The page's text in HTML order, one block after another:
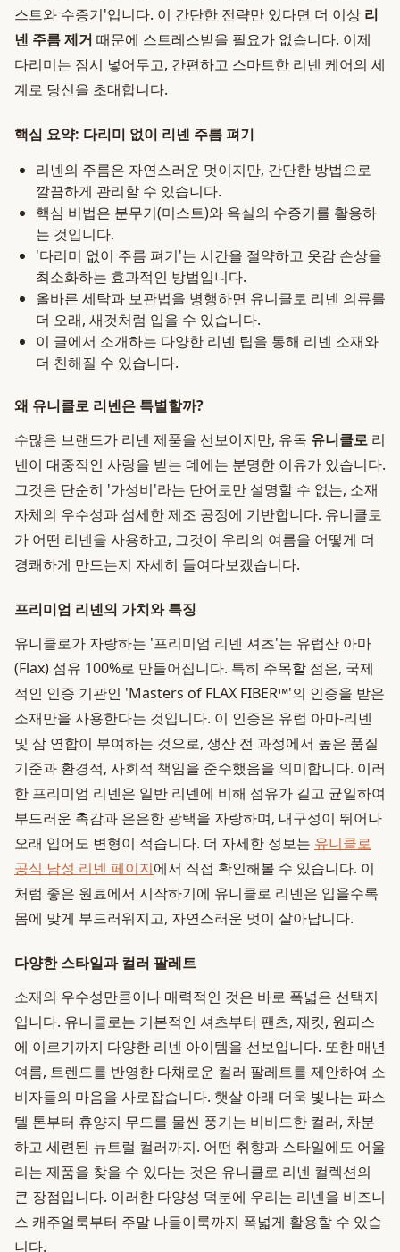
스트와 수증기'입니다. 이 간단한 전략만 있다면 더 이상 리
넨 주름 제거 때문에 스트레스받을 필요가 없습니다. 이제
다리미는 잠시 넣어두고, 간편하고 스마트한 리넨 케어의 세
계로 당신을 초대합니다.
핵심 요약: 다리미 없이 리넨 주름 펴기
리넨의 주름은 자연스러운 멋이지만, 간단한 방법으로
깔끔하게 관리할 수 있습니다.
핵심 비법은 분무기(미스트)와 욕실의 수증기를 활용하
는 것입니다.
'다리미 없이 주름 펴기'는 시간을 절약하고 옷감 손상을
최소화하는 효과적인 방법입니다.
올바른 세탁과 보관법을 병행하면 유니클로 리넨 의류를
더 오래, 새것처럼 입을 수 있습니다.
이 글에서 소개하는 다양한 리넨 팁을 통해 리넨 소재와
더 친해질 수 있습니다.
왜 유니클로 리넨은 특별할까?
수많은 브랜드가 리넨 제품을 선보이지만, 유독 유니클로 리
넨이 대중적인 사랑을 받는 데에는 분명한 이유가 있습니다.
그것은 단순히 '가성비'라는 단어로만 설명할 수 없는, 소재
자체의 우수성과 섬세한 제조 공정에 기반합니다. 유니클로
가 어떤 리넨을 사용하고, 그것이 우리의 여름을 어떻게 더
경쾌하게 만드는지 자세히 들여다보겠습니다.
프리미엄 리넨의 가치와 특징
유니클로가 자랑하는 '프리미엄 리넨 셔츠'는 유럽산 아마
(Flax) 섬유 100%로 만들어집니다. 특히 주목할 점은, 국제
적인 인증 기관인 'Masters of FLAX FIBER™'의 인증을 받은
소재만을 사용한다는 것입니다. 이 인증은 유럽 아마-리넨
및 삼 연합이 부여하는 것으로, 생산 전 과정에서 높은 품질
기준과 환경적, 사회적 책임을 준수했음을 의미합니다. 이러
한 프리미엄 리넨은 일반 리넨에 비해 섬유가 길고 균일하여
부드러운 촉감과 은은한 광택을 자랑하며, 내구성이 뛰어나
오래 입어도 변형이 적습니다. 더 자세한 정보는 유니클로
공식 남성 리넨 페이지에서 직접 확인해볼 수 있습니다. 이
처럼 좋은 원료에서 시작하기에 유니클로 리넨은 입을수록
몸에 맞게 부드러워지고, 자연스러운 멋이 살아납니다.
다양한 스타일과 컬러 팔레트
소재의 우수성만큼이나 매력적인 것은 바로 폭넓은 선택지
입니다. 유니클로는 기본적인 셔츠부터 팬츠, 재킷, 원피스
에 이르기까지 다양한 리넨 아이템을 선보입니다. 또한 매년
여름, 트렌드를 반영한 다채로운 컬러 팔레트를 제안하여 소
비자들의 마음을 사로잡습니다. 햇살 아래 더욱 빛나는 파스
텔 톤부터 휴양지 무드를 물씬 풍기는 비비드한 컬러, 차분
하고 세련된 뉴트럴 컬러까지. 어떤 취향과 스타일에도 어울
리는 제품을 찾을 수 있다는 것은 유니클로 리넨 컬렉션의
큰 장점입니다. 이러한 다양성 덕분에 우리는 리넨을 비즈니
스 캐주얼룩부터 주말 나들이룩까지 폭넓게 활용할 수 있습
니다.